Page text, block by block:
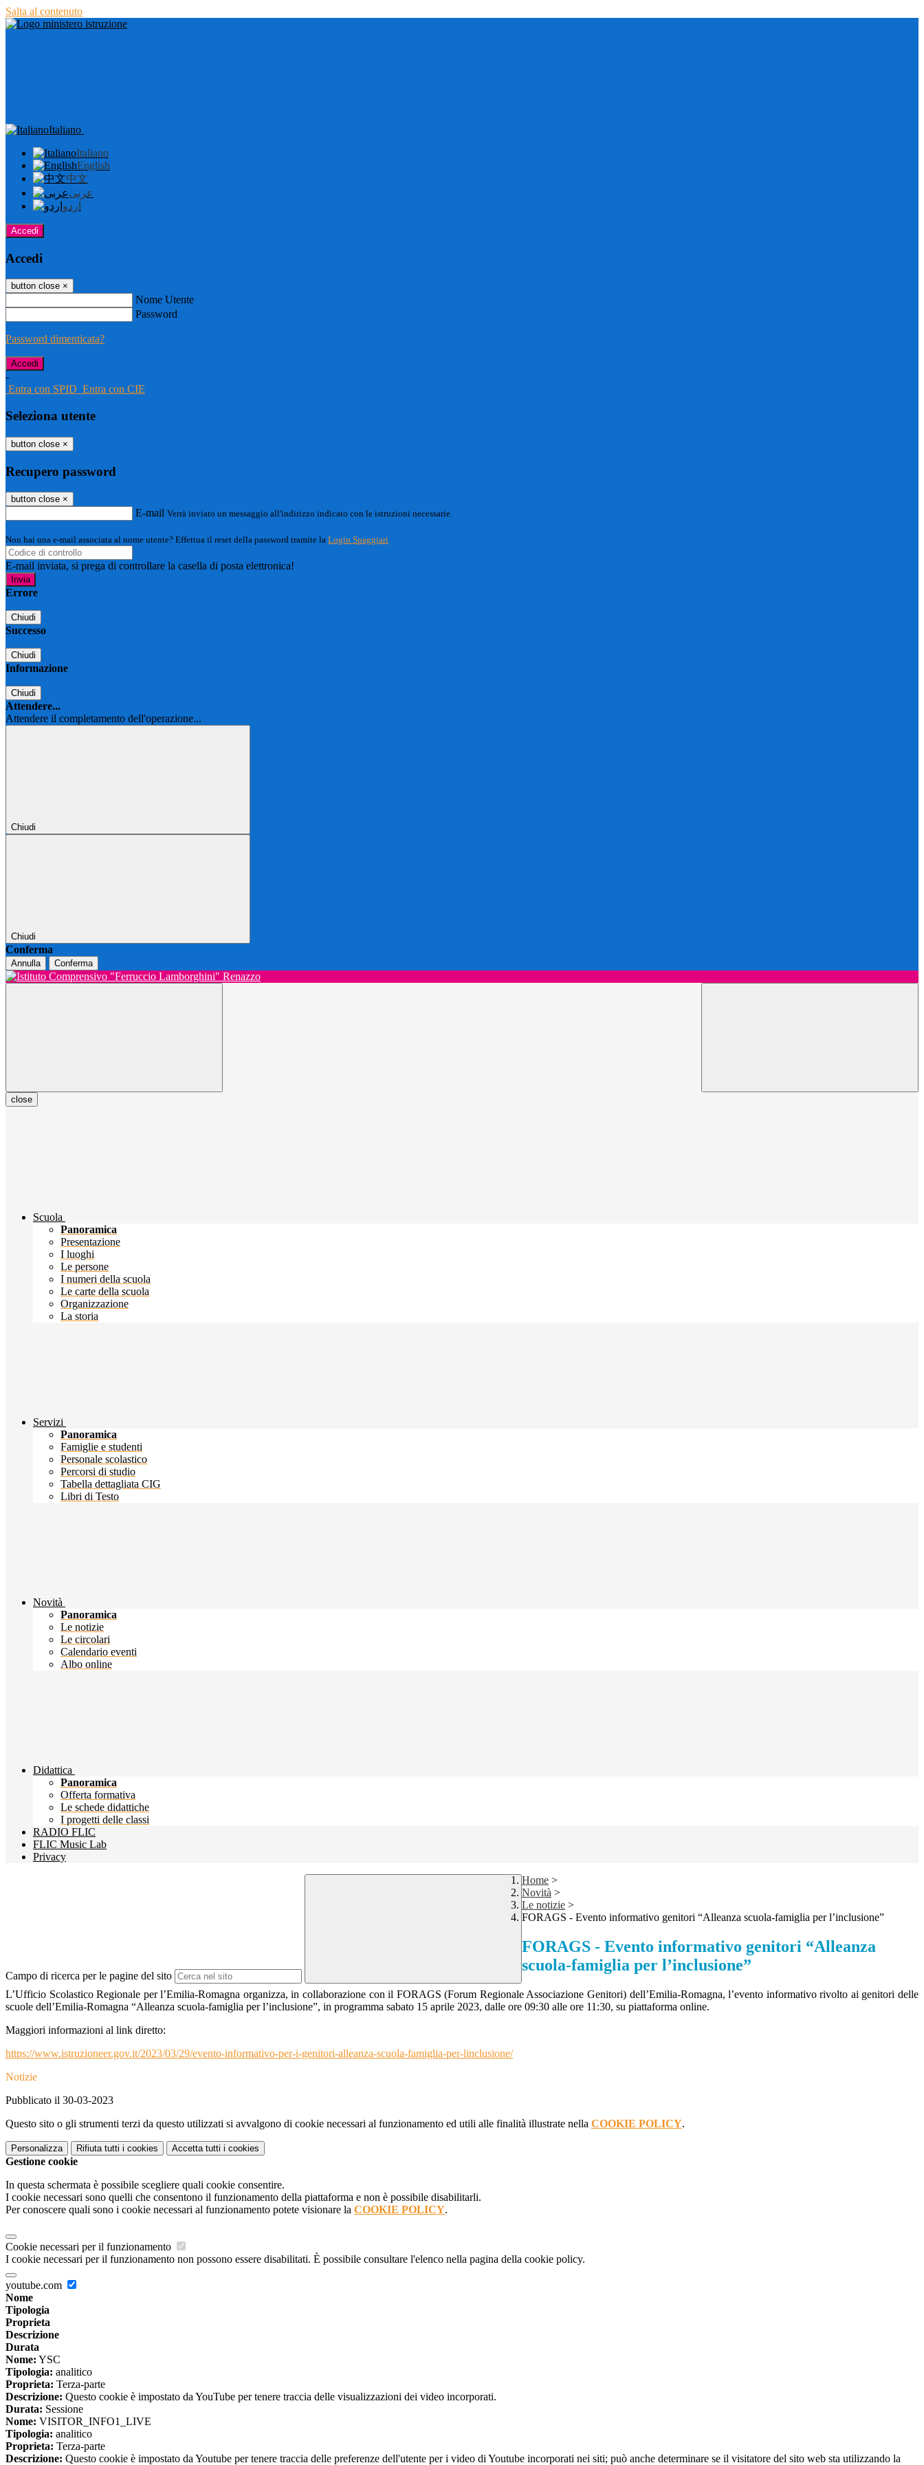
Salta al contenuto
Italiano
Italiano
English
中文
عربى
اردو
Accedi
Accedi
button close ×
Nome Utente
Password
Password dimenticata?
-
Entra con SPID Entra con CIE
Seleziona utente
button close ×
Recupero password
button close ×
E-mail Verrà inviato un messaggio all'indirizzo indicato con le istruzioni necessarie.
Non hai una e-mail associata al nome utente? Effettua il reset della password tramite la Login Spaggiari
E-mail inviata, si prega di controllare la casella di posta elettronica!
Errore
Chiudi
Successo
Chiudi
Informazione
Chiudi
Attendere...
Attendere il completamento dell'operazione...
Chiudi
Chiudi
Conferma
Annulla Conferma
close
Scuola
Panoramica
Presentazione
I luoghi
Le persone
I numeri della scuola
Le carte della scuola
Organizzazione
La storia
Servizi
Panoramica
Famiglie e studenti
Personale scolastico
Percorsi di studio
Tabella dettagliata CIG
Libri di Testo
Novità
Panoramica
Le notizie
Le circolari
Calendario eventi
Albo online
Didattica
Panoramica
Offerta formativa
Le schede didattiche
I progetti delle classi
RADIO FLIC
FLIC Music Lab
Privacy
Campo di ricerca per le pagine del sito
Home >
Novità >
Le notizie >
FORAGS - Evento informativo genitori “Alleanza scuola-famiglia per l’inclusione”
FORAGS - Evento informativo genitori “Alleanza
scuola-famiglia per l’inclusione”
L’Ufficio Scolastico Regionale per l’Emilia-Romagna organizza, in collaborazione con il FORAGS (Forum Regionale Associazione Genitori) dell’Emilia-Romagna, l’evento informativo rivolto ai genitori delle
scuole dell’Emilia-Romagna “Alleanza scuola-famiglia per l’inclusione”, in programma sabato 15 aprile 2023, dalle ore 09:30 alle ore 11:30, su piattaforma online.
Maggiori informazioni al link diretto:
https://www.istruzioneer.gov.it/2023/03/29/evento-informativo-per-i-genitori-alleanza-scuola-famiglia-per-linclusione/
Notizie
Pubblicato il 30-03-2023
Questo sito o gli strumenti terzi da questo utilizzati si avvalgono di cookie necessari al funzionamento ed utili alle finalità illustrate nella COOKIE POLICY.
Personalizza Rifiuta tutti i cookies Accetta tutti i cookies
Gestione cookie
In questa schermata è possibile scegliere quali cookie consentire.
I cookie necessari sono quelli che consentono il funzionamento della piattaforma e non è possibile disabilitarli.
Per conoscere quali sono i cookie necessari al funzionamento potete visionare la COOKIE POLICY.
Cookie necessari per il funzionamento
I cookie necessari per il funzionamento non possono essere disabilitati. È possibile consultare l'elenco nella pagina della cookie policy.
youtube.com
Nome
Tipologia
Proprieta
Descrizione
Durata
Nome: YSC
Tipologia: analitico
Proprieta: Terza-parte
Descrizione: Questo cookie è impostato da YouTube per tenere traccia delle visualizzazioni dei video incorporati.
Durata: Sessione
Nome: VISITOR_INFO1_LIVE
Tipologia: analitico
Proprieta: Terza-parte
Descrizione: Questo cookie è impostato da Youtube per tenere traccia delle preferenze dell'utente per i video di Youtube incorporati nei siti; può anche determinare se il visitatore del sito web sta utilizzando la